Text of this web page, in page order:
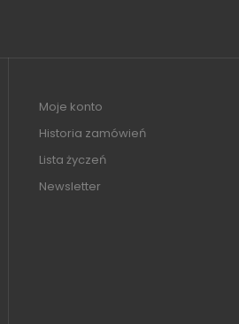
Moje konto
Historia zamówień
Lista życzeń
Newsletter